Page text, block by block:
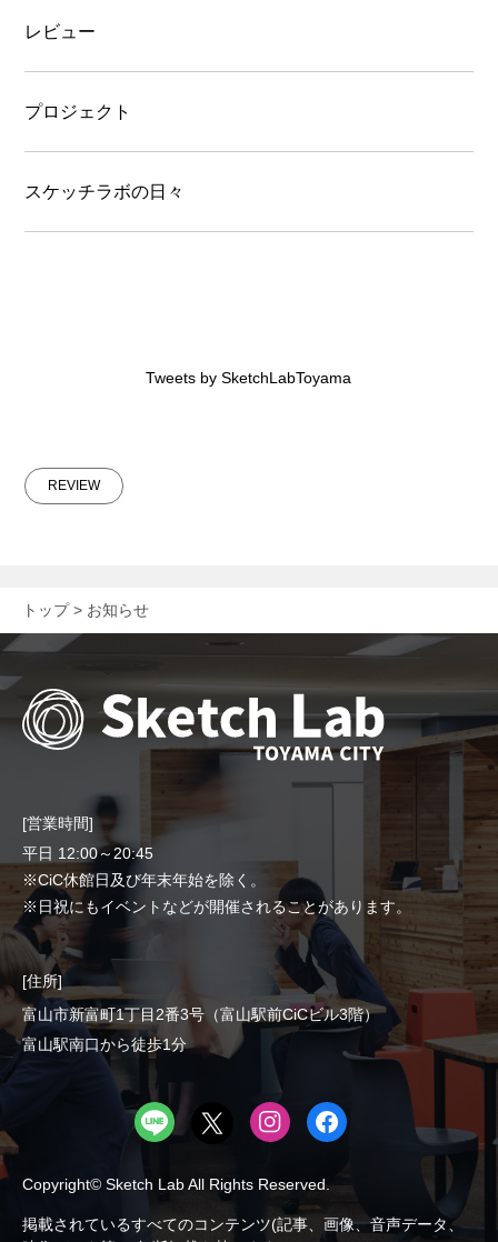
レビュー
プロジェクト
スケッチラボの日々
Tweets by SketchLabToyama
REVIEW
トップ お知らせ
[営業時間]
平日 12:00～20:45
※CiC休館日及び年末年始を除く。
※日祝にもイベントなどが開催されることがあります。
[住所]
富山市新富町1丁目2番3号（富山駅前CiCビル3階）
富山駅南口から徒歩1分
Copyright© Sketch Lab All Rights Reserved.
掲載されているすべてのコンテンツ(記事、画像、音声データ、